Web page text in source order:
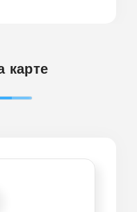
карте